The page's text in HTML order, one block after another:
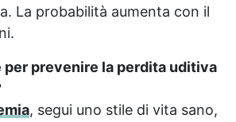
La probabilità aumenta con il
per prevenire la perdita uditiva
, segui uno stile di vita sano,